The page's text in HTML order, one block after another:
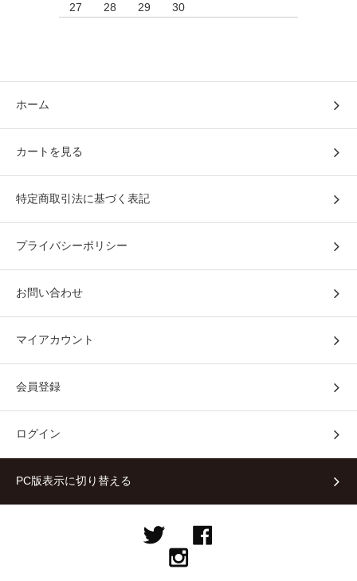
27
28 29 30
ホーム
カートを見る
特定商取引法に基づく表記
プライバシーポリシー
お問い合わせ
マイアカウント
会員登録
ログイン
PC版表示に切り替える